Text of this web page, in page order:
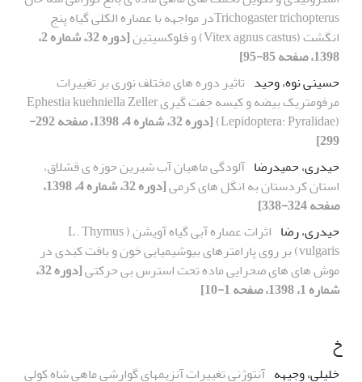
Trichogaster trichopterusدر مواجهه با عصاره الکلی گیاه پنج
انگشت (Vitex agnus castus) و فلوکسیتین
[دوره 32، شماره 2،
1398، صفحه 85-95]
حسینی نوه، وحید تاثیر دوره های مختلف نوری بر تغییرات
مرفومتریک بیضه و کیسه جفت گیری Ephestia kuehniella Zeller
(Lepidoptera: Pyralidae)
[دوره 32، شماره 4، 1398، صفحه 292-
299]
حیدری، حمیدرضا آلودگی ماهیان آب شیرین حوزه ی قشلاق،
استان کردستان به انگل های کرمی
[دوره 32، شماره 4، 1398،
صفحه 324-338]
حیدری، رضا
اثرات عصاره آبی گیاه آویشن ( L. Thymus
vulgaris) بر روی پارامترهای بیوشیمیایی خون و بافت کبدی در
موش های های صحرایی ماده تحت استرس بی حرکتی
[دوره 32،
شماره 1، 1398، صفحه 1-10]
خ
خلیلی، وجیهه آنتوژنی تغییرات آنزیمهای گوارشی ماهی شاه کولی